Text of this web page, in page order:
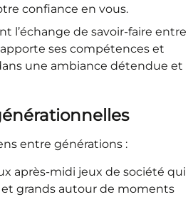
confiance en vous.
l’échange de savoir-faire entre
ses compétences et
une ambiance détendue et
entre générations :
après-midi jeux de société qui
grands autour de moments